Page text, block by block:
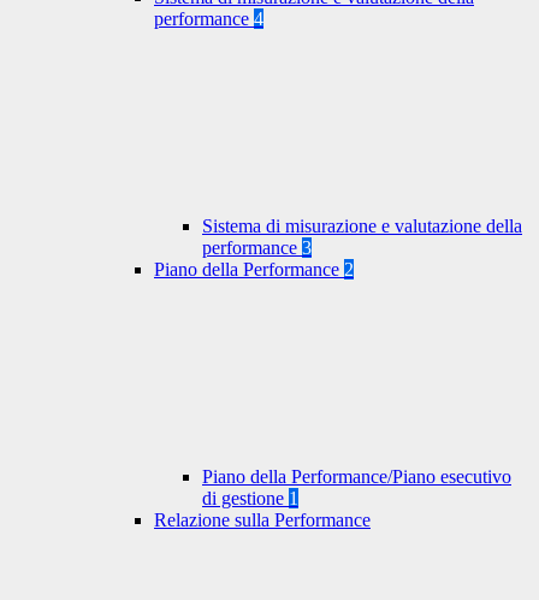
performance 4
Sistema di misurazione e valutazione della
performance 3
Piano della Performance 2
Piano della Performance/Piano esecutivo
di gestione 1
Relazione sulla Performance